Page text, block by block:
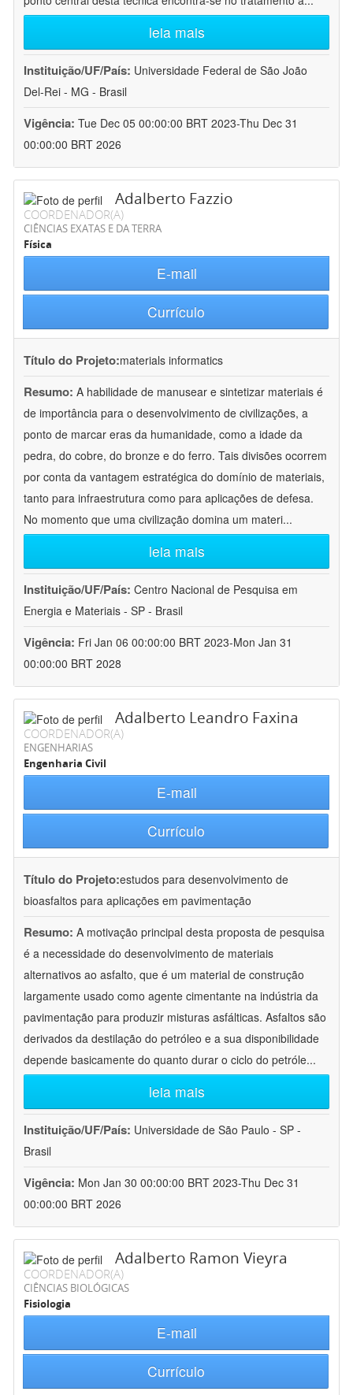
leia mais
Instituição/UF/País: Universidade Federal de São João
Del-Rei - MG - Brasil
Vigência: Tue Dec 05 00:00:00 BRT 2023-Thu Dec 31
00:00:00 BRT 2026
Adalberto Fazzio
COORDENADOR(A)
CIÊNCIAS EXATAS E DA TERRA
Física
E-mail
Currículo
Título do Projeto:materials informatics
Resumo: A habilidade de manusear e sintetizar materiais é
de importância para o desenvolvimento de civilizações, a
ponto de marcar eras da humanidade, como a idade da
pedra, do cobre, do bronze e do ferro. Tais divisões ocorrem
por conta da vantagem estratégica do domínio de materiais,
tanto para infraestrutura como para aplicações de defesa.
No momento que uma civilização domina um materi...
leia mais
Instituição/UF/País: Centro Nacional de Pesquisa em
Energia e Materiais - SP - Brasil
Vigência: Fri Jan 06 00:00:00 BRT 2023-Mon Jan 31
00:00:00 BRT 2028
Adalberto Leandro Faxina
COORDENADOR(A)
ENGENHARIAS
Engenharia Civil
E-mail
Currículo
Título do Projeto:estudos para desenvolvimento de
bioasfaltos para aplicações em pavimentação
Resumo: A motivação principal desta proposta de pesquisa
é a necessidade do desenvolvimento de materiais
alternativos ao asfalto, que é um material de construção
largamente usado como agente cimentante na indústria da
pavimentação para produzir misturas asfálticas. Asfaltos são
derivados da destilação do petróleo e a sua disponibilidade
depende basicamente do quanto durar o ciclo do petróle...
leia mais
Instituição/UF/País: Universidade de São Paulo - SP -
Brasil
Vigência: Mon Jan 30 00:00:00 BRT 2023-Thu Dec 31
00:00:00 BRT 2026
Adalberto Ramon Vieyra
COORDENADOR(A)
CIÊNCIAS BIOLÓGICAS
Fisiologia
E-mail
Currículo